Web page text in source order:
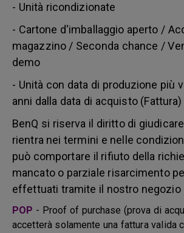
- Unità ricondizionate
- Cartone d'imballaggio aperto /
magazzino / Seconda chance /
demo
- Unità con data di produzione più
anni dalla data di acquisto (Fattura)
BenQ si riserva il diritto di
rientra nei termini e nelle
può comportare il rifiuto della
mancato o parziale risarcimento
effettuati tramite il nostro negozio
POP - Proof of purchase (prova di
accetterà solamente una fattura valida